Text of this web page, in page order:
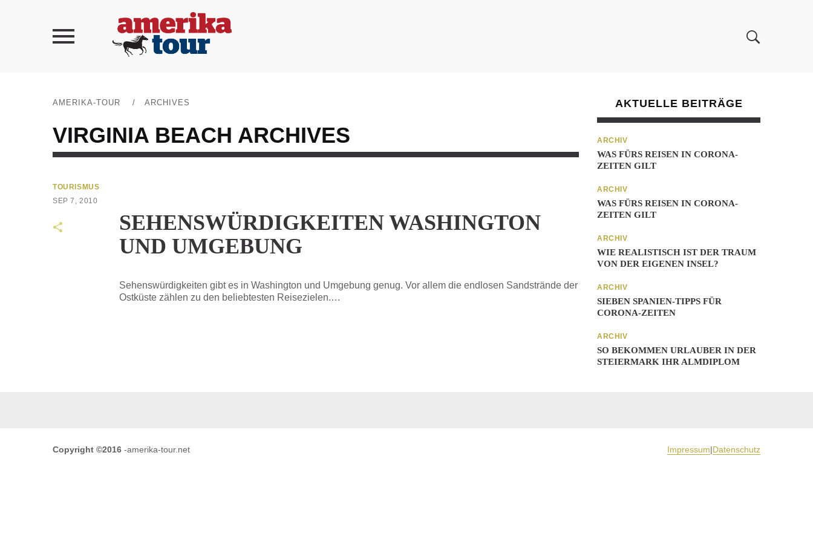
AMERIKA-TOUR / ARCHIVES
VIRGINIA BEACH ARCHIVES
TOURISMUS
SEP 7, 2010
SEHENSWÜRDIGKEITEN WASHINGTON
UND UMGEBUNG
Sehenswürdigkeiten gibt es in Washington und Umgebung genug. Vor allem die endlosen Sandstrände der
Ostküste zählen zu den beliebtesten Reisezielen.…
AKTUELLE BEITRÄGE
ARCHIV
WAS FÜRS REISEN IN CORONA-
ZEITEN GILT
ARCHIV
WAS FÜRS REISEN IN CORONA-
ZEITEN GILT
ARCHIV
WIE REALISTISCH IST DER TRAUM
VON DER EIGENEN INSEL?
ARCHIV
SIEBEN SPANIEN-TIPPS FÜR
CORONA-ZEITEN
ARCHIV
SO BEKOMMEN URLAUBER IN DER
STEIERMARK IHR ALMDIPLOM
Copyright ©2016 -amerika-tour.net Impressum|Datenschutz